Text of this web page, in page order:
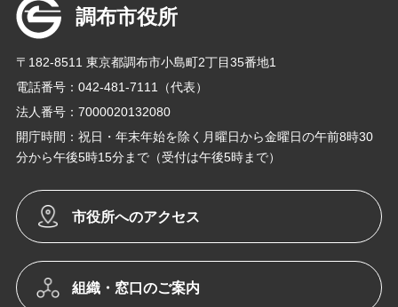
調布市役所
〒182-8511 東京都調布市小島町2丁目35番地1
電話番号：042-481-7111（代表）
法人番号：7000020132080
開庁時間：祝日・年末年始を除く月曜日から金曜日の午前8時30
分から午後5時15分まで（受付は午後5時まで）
市役所へのアクセス
組織・窓口のご案内